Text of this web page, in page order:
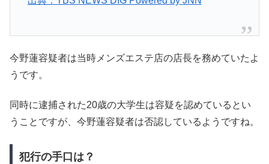
今野蓮容疑者は当時メンズエステ店の店長を務めていたよ
うです。
同時に逮捕された20歳の大学生は容疑を認めているとい
うことですが、今野蓮容疑者は否認しているようですね。
犯行の手口は？